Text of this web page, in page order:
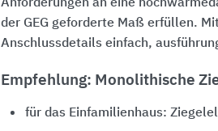
Anforderungen an eine
der GEG geforderte Maß erfüllen.
Anschlussdetails einfach,
Empfehlung: Monolithische
für das ­Einfamilienhaus: